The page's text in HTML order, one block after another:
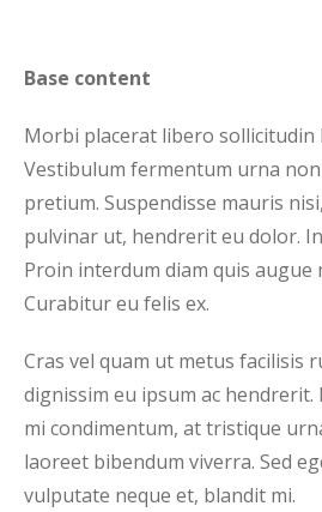
Base content
Morbi placerat libero sollicitudin
Vestibulum fermentum urna
pretium. Suspendisse mauris
pulvinar ut, hendrerit eu dolor.
Proin interdum diam quis augue
Curabitur eu felis ex.
Cras vel quam ut metus facilisis
dignissim eu ipsum ac
mi condimentum, at tristique
laoreet bibendum viverra. Sed
vulputate neque et, blandit mi.